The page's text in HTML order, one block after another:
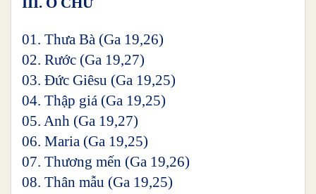
01. Thưa Bà (Ga 19,26)
02. Rước (Ga 19,27)
03. Đức Giêsu (Ga 19,25)
04. Thập giá (Ga 19,25)
05. Anh (Ga 19,27)
06. Maria (Ga 19,25)
07. Thương mến (Ga 19,26)
08. Thân mẫu (Ga 19,25)